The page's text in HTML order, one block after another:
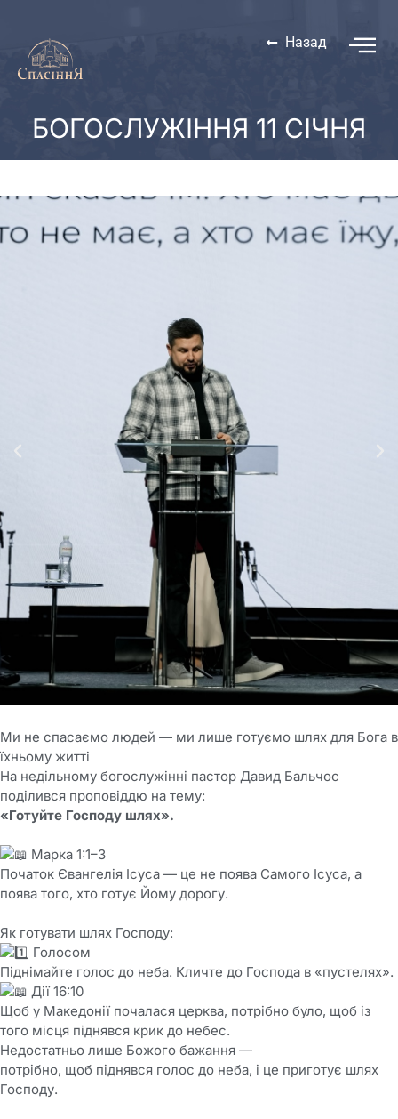
Назад
БОГОСЛУЖІННЯ 11 СІЧНЯ
Ми не спасаємо людей — ми лише готуємо шлях для Бога в
їхньому житті
На недільному богослужінні пастор Давид Бальчос
поділився проповіддю на тему:
«Готуйте Господу шлях».
Марка 1:1–3
Початок Євангелія Ісуса — це не поява Самого Ісуса, а
поява того, хто готує Йому дорогу.
Як готувати шлях Господу:
Голосом
Піднімайте голос до неба. Кличте до Господа в «пустелях».
Дії 16:10
Щоб у Македонії почалася церква, потрібно було, щоб із
того місця піднявся крик до небес.
Недостатньо лише Божого бажання —
потрібно, щоб піднявся голос до неба, і це приготує шлях
Господу.